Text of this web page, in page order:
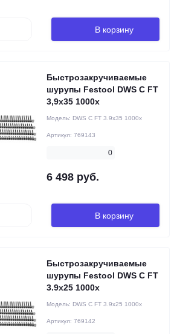
В корзину
Быстрозакручиваемые
шурупы Festool DWS C FT
3,9x35 1000x
Модель: DWS C FT 3.9x35 1000x
Артикул: 769143
0
6 498 руб.
В корзину
Быстрозакручиваемые
шурупы Festool DWS C FT
3.9x25 1000x
Модель: DWS C FT 3.9x25 1000x
Артикул: 769142